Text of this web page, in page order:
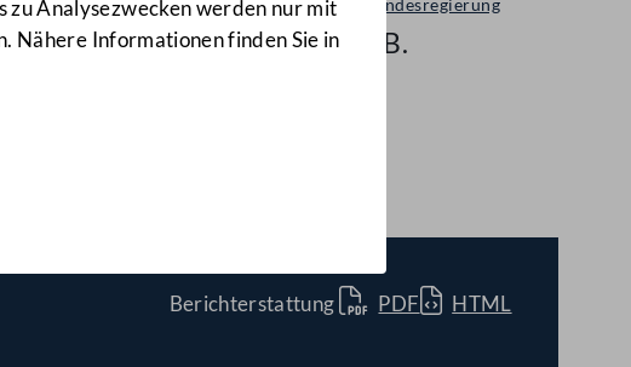
Analysezwecken werden nur mit
Nähere Informationen finden Sie in
Bericht der Bundesregierung
III-185 d.B.
Berichterstattung PDF HTML